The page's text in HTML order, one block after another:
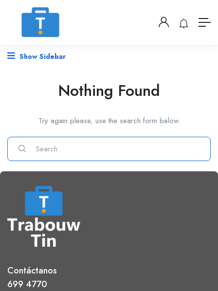
Show Sidebar
Nothing Found
Try again please, use the search form below.
Contáctanos
699 4770